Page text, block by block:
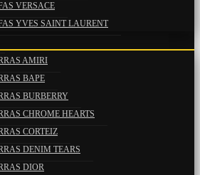
VERSACE
YVES SAINT LAURENT
AMIRI
BAPE
BURBERRY
CHROME HEARTS
CORTEIZ
DENIM TEARS
DIOR